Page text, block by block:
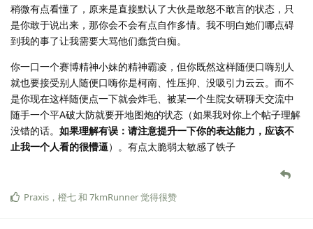
稍微有点看懂了，原来是直接默认了大伙是敢怒不敢言的状态，只
是你敢于说出来，那你会不会有点自作多情。我不明白她们哪点碍
到我的事了让我需要大骂他们蠢货白痴。
你一口一个赛博精神小妹的精神霸凌，但你既然这样随便口嗨别人
就也要接受别人随便口嗨你是柯南、性压抑、没吸引力云云。而不
是你现在这样随便点一下就会炸毛、被某一个生院女研聊天交流中
随手一个平A破大防就要开地图炮的状态（如果我对你上个帖子理解
没错的话。 如果理解有误：请注意提升一下你的表达能力，应该不
止我一个人看的很懵逼）。有点太脆弱太敏感了铁子
Praxis ， 橙七和 7kmRunner觉得很赞